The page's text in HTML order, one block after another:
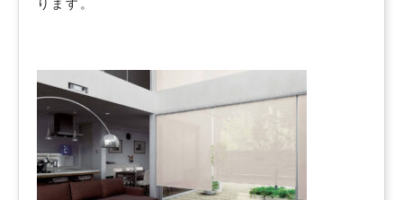
ります。